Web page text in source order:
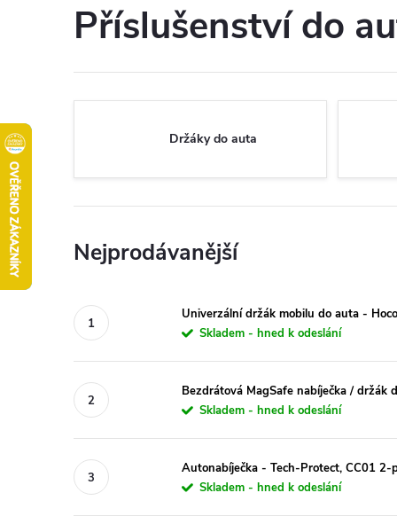
Příslušenství do
Držáky do auta
Nejprodávanější
Univerzální držák mobilu do auta -
Skladem - hned k odeslání
Bezdrátová MagSafe nabíječka / držák
Skladem - hned k odeslání
Autonabíječka - Tech-Protect, CC01
Skladem - hned k odeslání